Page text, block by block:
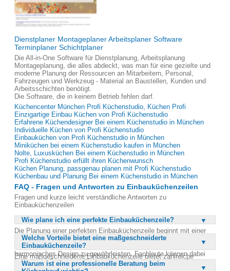
Dienstplaner Montageplaner Arbeitsplaner Software
Terminplaner Schichtplaner
Die All-in-One Software für Dienstplanung, Arbeitsplanung
Montageplanung, die alles abdeckt, was man für eine gezielte und
moderne Planung der Ressourcen an Mitarbeitern, Personal,
Fahrzeugen und Werkzeug - Material an Baustellen, Kunden und
Arbeitsschichten benötigt.
Die Software, die in keinem Betrieb fehlen darf.
Küchencenter München Profi Küchenstudio, Küchen Profi
Einzigartige Einbau Küchen von Profi Küchenstudio
Erfahrene Küchendesigner Bei einem Küchenstudio in München
Individuelle Küchen von Profi Küchenstudio
Einbauküchen von Profi Küchenstudio in München
Miniküchen bei einem Küchenstudio kaufen in München
Nolte, Luxusküchen Bei einem Küchenstudio in München
Profi Küchenstudio erfüllt ihren Küchenwunsch
Küchen Planung, passgenau planen mit Profi Küchenstudio
Küchenbau und Planung Bei einem Küchenstudio in München
FAQ - Fragen und Antworten zu Einbauküchenzeilen
Fragen und kurze leicht verständliche Antworten zu
Einbauküchenzeilen
Wie plane ich eine perfekte Einbauküchenzeile?
Die Planung einer perfekten Einbauküchenzeile beginnt mit einer
gründlichen Beratung durch Experten. Es ist wichtig, den
verfügbaren Raum optimal zu nutzen und gleichzeitig ein
harmonisches Design zu gewährleisten. Fachleute können dabei
helfen, den Stauraum effizient zu gestalten und moderne Geräte zu
integrieren. Eine durchdachte Planung berücksichtigt auch
Welche Vorteile bietet eine maßgeschneiderte
Einbauküchenzeile?
Eine maßgeschneiderte Einbauküchenzeile bietet zahlreiche
Vorteile, darunter die optimale Nutzung des verfügbaren Raums und
Warum ist eine professionelle Beratung beim